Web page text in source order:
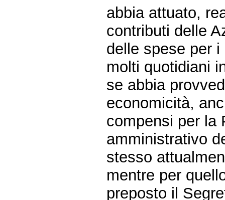
abbia attuato,
contributi delle
delle spese per
molti quotidiani
se abbia
economicità,
compensi per la
amministrativo
stesso
mentre per
preposto il